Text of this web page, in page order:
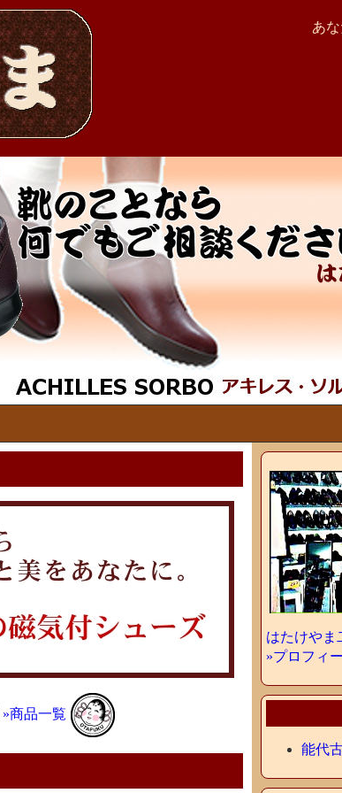
あ
»商品一覧
はたけや
»プロフィ
能代